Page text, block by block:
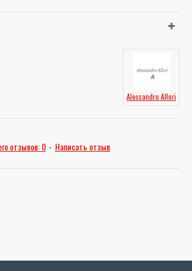
Alessandro Allori
отзывов: 0 - Написать отзыв